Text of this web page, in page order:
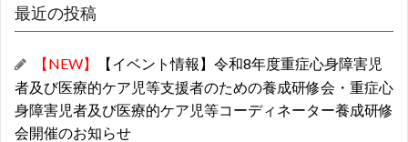
ョ
ン
最近の投稿
【NEW】
【イベント情報】令和8年度重症心身障害児
者及び医療的ケア児等支援者のための養成研修会・重症心
身障害児者及び医療的ケア児等コーディネーター養成研修
会開催のお知らせ